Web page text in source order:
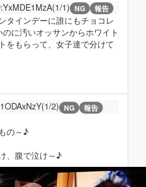
1) NG 報告
タインデーに誰にもチョコレ
に汚いオッサンからホワイト
をもらって、女子達で分けて
2) NG 報告
の～♪
、腹で泣け～♪